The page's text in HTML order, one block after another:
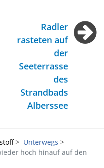
Radler
rasteten auf
der
Seeterrasse
des
Strandbads
Alberssee
Unterwegs
hoch hinauf auf den